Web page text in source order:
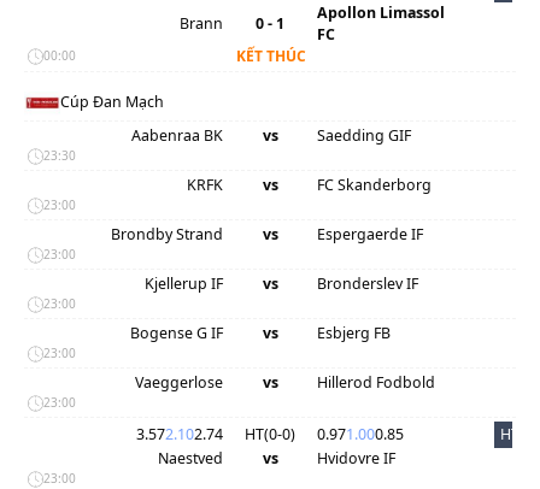
Brann
0 - 1
Apollon Limassol
FC
00:00 KẾT THÚC
Cúp Đan Mạch
Aabenraa BK
vs Saedding GIF
23:30
KRFK vs FC Skanderborg
23:00
Brondby Strand vs Espergaerde IF
23:00
Kjellerup IF vs Bronderslev IF
23:00
Bogense G IF vs Esbjerg FB
23:00
Vaeggerlose vs Hillerod Fodbold
23:00
3.572.102.74 HT(0-0) 0.971.000.85
HT
Naestved
vs Hvidovre IF
23:00